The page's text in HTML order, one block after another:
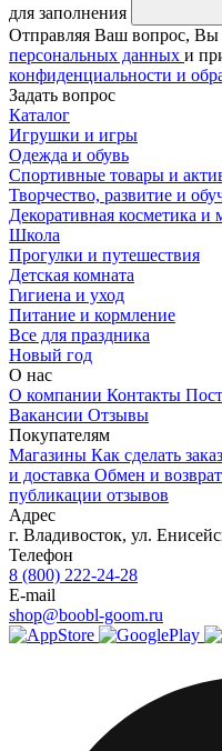
для заполнения
Отправляя Ваш вопрос, Вы
персональных данных и
конфиденциальности и
Задать вопрос
Каталог
Игрушки и игры
Одежда и обувь
Спортивные товары и
Творчество, развитие и
Декоративная косметика и
Школа
Прогулки и путешествия
Детская комната
Гигиена и уход
Питание и кормление
Все для праздника
Новый год
О нас
О компании Контакты
Вакансии Отзывы
Покупателям
Магазины Как сделать заказ
и доставка Обмен и возврат
публикации отзывов
Адрес
г. Владивосток, ул.
Телефон
8 (800) 222-24-28
E-mail
shop@boobl-goom.ru